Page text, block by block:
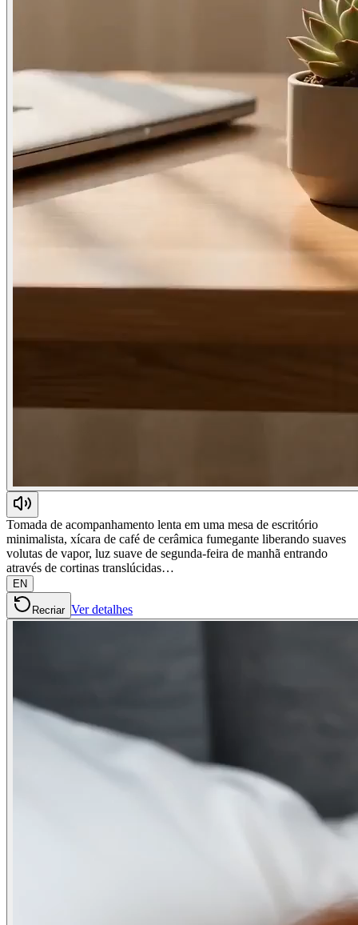
Tomada de acompanhamento lenta em uma mesa de escritório
minimalista, xícara de café de cerâmica fumegante liberando suaves
volutas de vapor, luz suave de segunda-feira de manhã entrando
através de cortinas translúcidas…
EN
Recriar Ver detalhes